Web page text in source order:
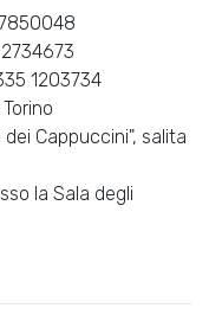
1203734
Cappuccini", salita
la Sala degli